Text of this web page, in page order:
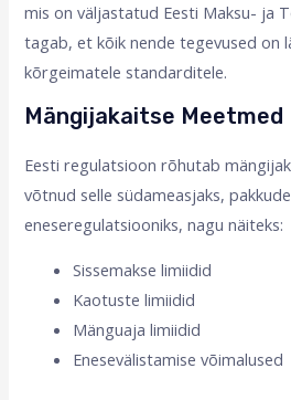
mis on väljastatud Eesti Maksu- ja
tagab, et kõik nende tegevused on
kõrgeimatele standarditele.
Mängijakaitse Meetmed
Eesti regulatsioon rõhutab
võtnud selle südameasjaks,
eneseregulatsiooniks, nagu näiteks:
Sissemakse limiidid
Kaotuste limiidid
Mänguaja limiidid
Enesevälistamise võimalused